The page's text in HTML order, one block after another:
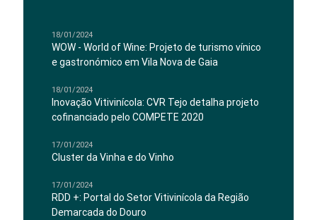
18/01/2024
WOW - World of Wine: Projeto de turismo vínico
e gastronómico em Vila Nova de Gaia
18/01/2024
Inovação Vitivinícola: CVR Tejo detalha projeto
cofinanciado pelo COMPETE 2020
17/01/2024
Cluster da Vinha e do Vinho
17/01/2024
RDD +: Portal do Setor Vitivinícola da Região
Demarcada do Douro